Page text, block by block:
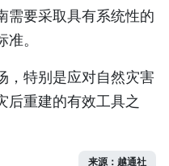
需要采取具有系统性的
。
，特别是应对自然灾害
后重建的有效工具之
来源：越通社